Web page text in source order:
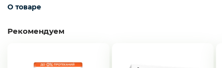
О товаре
Рекомендуем